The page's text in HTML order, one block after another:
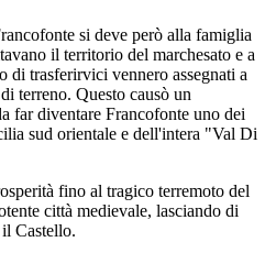
si deve però alla famiglia
il territorio del marchesato e a
di trasferirvici vennero assegnati a
terreno. Questo causò un
far diventare Francofonte uno dei
sud orientale e dell'intera "Val Di
fino al tragico terremoto del
città medievale, lasciando di
Castello.